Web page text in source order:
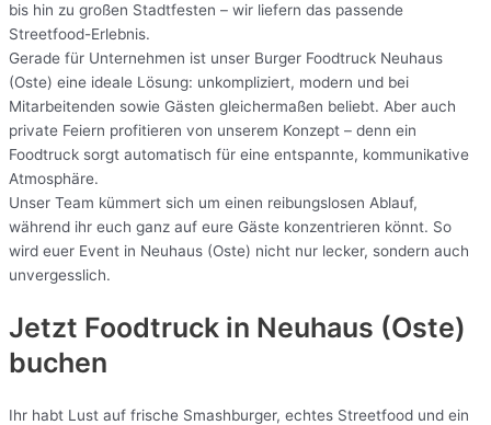
bis hin zu großen Stadtfesten – wir liefern das passende
Streetfood-Erlebnis.
Gerade für Unternehmen ist unser Burger Foodtruck Neuhaus
(Oste) eine ideale Lösung: unkompliziert, modern und bei
Mitarbeitenden sowie Gästen gleichermaßen beliebt. Aber auch
private Feiern profitieren von unserem Konzept – denn ein
Foodtruck sorgt automatisch für eine entspannte, kommunikative
Atmosphäre.
Unser Team kümmert sich um einen reibungslosen Ablauf,
während ihr euch ganz auf eure Gäste konzentrieren könnt. So
wird euer Event in Neuhaus (Oste) nicht nur lecker, sondern auch
unvergesslich.
Jetzt Foodtruck in Neuhaus (Oste)
buchen
Ihr habt Lust auf frische Smashburger, echtes Streetfood und ein